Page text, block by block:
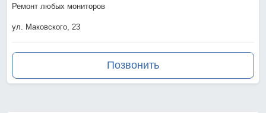
Ремонт любых мониторов
ул. Маковского, 23
Позвонить